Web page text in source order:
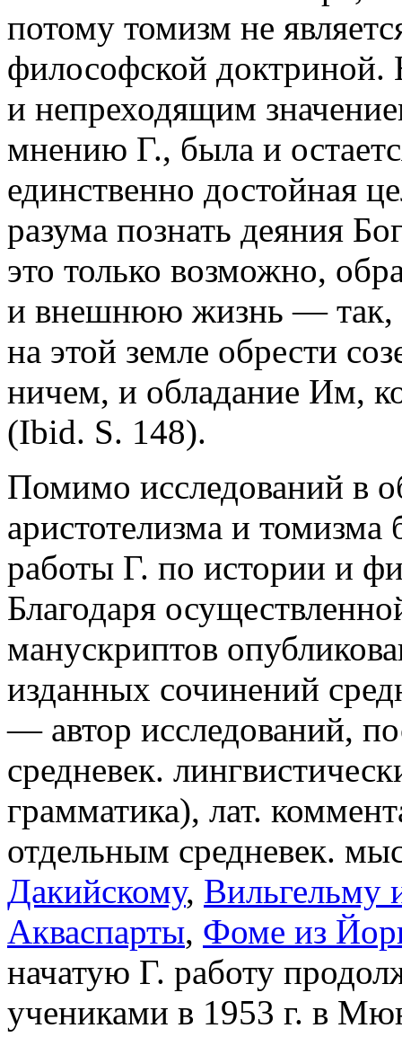
потому томизм не
философской доктриной.
и непреходящим
мнению Г., была и
единственно достойная
разума познать деяния
это только возможно,
и внешнюю жизнь — так,
на этой земле обрести
ничем, и обладание Им,
(Ibid. S. 148).
Помимо исследований в
аристотелизма и
работы Г. по истории и
Благодаря
манускриптов
изданных сочинений
— автор исследований,
средневек.
грамматика), лат.
отдельным средневек.
Дакийскому, Вильгельму
Акваспарты, Фоме из
начатую Г. работу
учениками в 1953 г. в